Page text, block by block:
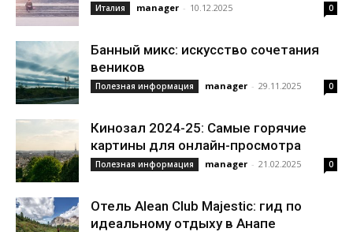
Италия manager - 10.12.2025 0
Банный микс: искусство сочетания
веников
Полезная информация manager - 29.11.2025 0
Кинозал 2024-25: Самые горячие
картины для онлайн-просмотра
Полезная информация manager - 21.02.2025 0
Отель Alean Club Majestic: гид по
идеальному отдыху в Анапе